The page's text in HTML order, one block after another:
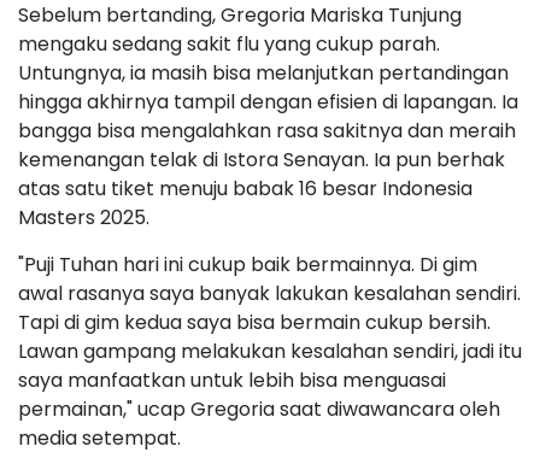
Sebelum bertanding, Gregoria Mariska Tunjung
mengaku sedang sakit flu yang cukup parah.
Untungnya, ia masih bisa melanjutkan pertandingan
hingga akhirnya tampil dengan efisien di lapangan. Ia
bangga bisa mengalahkan rasa sakitnya dan meraih
kemenangan telak di Istora Senayan. Ia pun berhak
atas satu tiket menuju babak 16 besar Indonesia
Masters 2025.
"Puji Tuhan hari ini cukup baik bermainnya. Di gim
awal rasanya saya banyak lakukan kesalahan sendiri.
Tapi di gim kedua saya bisa bermain cukup bersih.
Lawan gampang melakukan kesalahan sendiri, jadi itu
saya manfaatkan untuk lebih bisa menguasai
permainan," ucap Gregoria saat diwawancara oleh
media setempat.